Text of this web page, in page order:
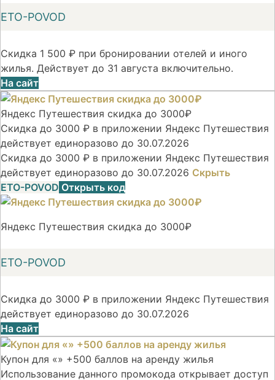
ETO-POVOD
Скидка 1 500 ₽ при бронировании отелей и иного
жилья. Действует до 31 августа включительно.
На сайт
Яндекс Путешествия скидка до 3000₽
Скидка до 3000 ₽ в приложении Яндекс Путешествия
действует единоразово до 30.07.2026
Скидка до 3000 ₽ в приложении Яндекс Путешествия
действует единоразово до 30.07.2026 Скрыть
ETO-POVOD Открыть код
Яндекс Путешествия скидка до 3000₽
ETO-POVOD
Скидка до 3000 ₽ в приложении Яндекс Путешествия
действует единоразово до 30.07.2026
На сайт
Купон для «» +500 баллов на аренду жилья
Использование данного промокода открывает доступ